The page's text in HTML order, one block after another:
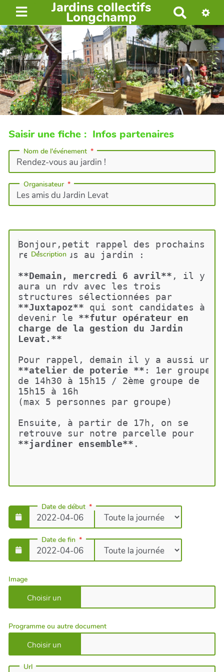
Jardins collectifs
Longchamp
e
c
h
e
r
c
h
e
Saisir une fiche : Infos partenaires
Nom de l'événement
Organisateur
Description
Bonjour,petit rappel des prochains
rendez-vous au jardin :
**Demain, mercredi 6 avril** , il y
aura un rdv avec les trois
structures sélectionnées par
**Juxtapoz** qui sont candidates à
devenir le **futur opérateur en
charge de la gestion du Jardin
Levat.**
Pour rappel, demain il y a aussi un
**atelier de poterie ** : 1er groupe
de 14h30 à 15h15 / 2ème groupe de
15h15 à 16h
(max 5 personnes par groupe)
Ensuite, à partir de 17h, on se
retrouve sur notre parcelle pour
**jardiner ensemble** .
Date de début
Date de fin
Image
Programme ou autre document
Url